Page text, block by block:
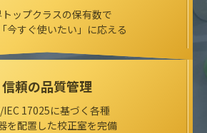
ップクラスの保有数で
今すぐ使いたい」に応える
信頼の品質管理
IEC 17025に基づく各種
を配置した校正室を完備